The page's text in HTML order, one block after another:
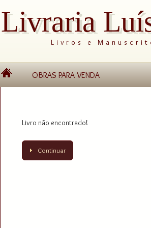
Livraria
Livros e
OBRAS PARA VENDA
Livro não encontrado!
Continuar